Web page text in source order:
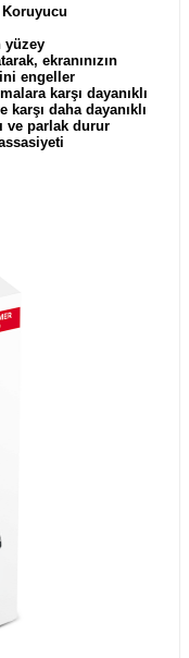
yüzey
ekranınızın
engeller
karşı dayanıklı
karşı daha dayanıklı
ve parlak durur